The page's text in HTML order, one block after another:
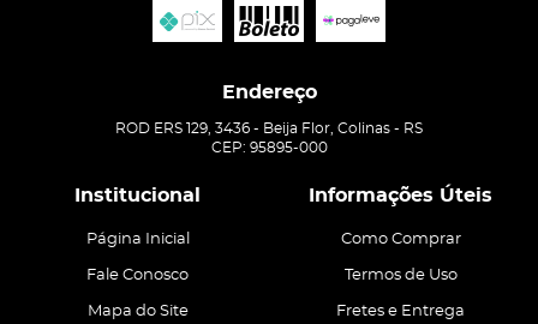
Endereço
ROD ERS 129, 3436 - Beija Flor, Colinas - RS
CEP: 95895-000
Institucional
Página Inicial
Fale Conosco
Mapa do Site
Informações Úteis
Como Comprar
Termos de Uso
Fretes e Entrega